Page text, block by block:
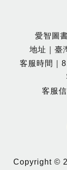
愛智圖
地址｜臺
客服時間｜
客服
Copyright ©